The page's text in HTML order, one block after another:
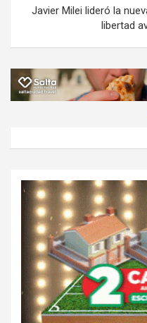
Javier Milei lideró la
libertad